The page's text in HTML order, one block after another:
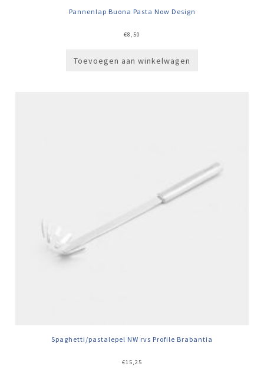
Pannenlap Buona Pasta Now Design
€8,50
Toevoegen aan winkelwagen
Spaghetti/pastalepel NW rvs Profile Brabantia
€15,25